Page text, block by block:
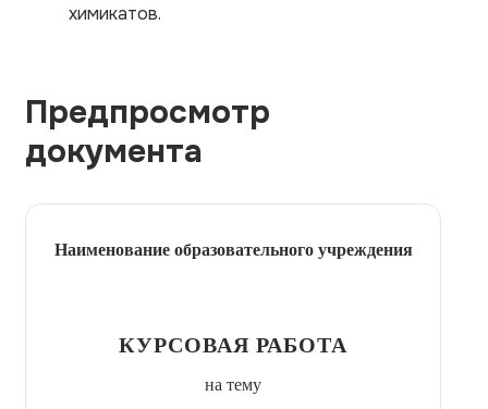
химикатов.
Предпросмотр
документа
Наименование образовательного учреждения
КУРСОВАЯ РАБОТА
на тему